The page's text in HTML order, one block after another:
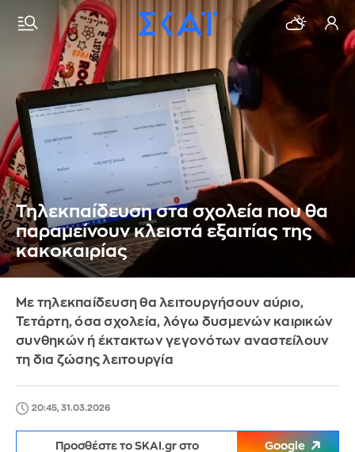
Τηλεκπαίδευση στα σχολεία που θα
παραμείνουν κλειστά εξαιτίας της
κακοκαιρίας
Με τηλεκπαίδευση θα λειτουργήσουν αύριο,
Τετάρτη, όσα σχολεία, λόγω δυσμενών καιρικών
συνθηκών ή έκτακτων γεγονότων αναστείλουν
τη δια ζώσης λειτουργία
20:45, 31.03.2026
Προσθέστε το SKAI.gr στο Google